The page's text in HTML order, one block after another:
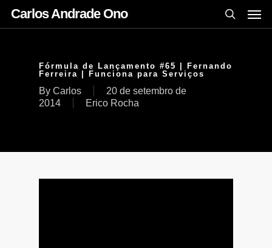
Carlos Andrade Ono
Fórmula de Lançamento #65 | Fernando
Ferreira | Funciona para Serviços
By Carlos
20 de setembro de
2014
Erico Rocha